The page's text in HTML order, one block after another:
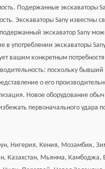
Подержанные экскаваторы
Экскаваторы Sany известны
экскаватор Sany
в употреблении экскаваторы
вашим конкретным
поскольку
о его
Новое оборудование
первоначального удара
Нигерия, Кения, Мозамбик,
Казахстан, Мьянма,